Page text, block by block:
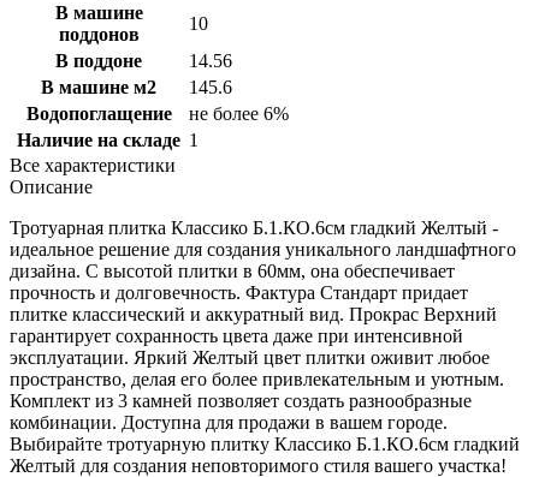
В машине
поддонов
10
В поддоне
14.56
В машине м2
145.6
Водопоглащение
не более 6%
Наличие на складе 1
Все характеристики
Описание
Тротуарная плитка Классико Б.1.КО.6см гладкий Желтый -
идеальное решение для создания уникального ландшафтного
дизайна. С высотой плитки в 60мм, она обеспечивает
прочность и долговечность. Фактура Стандарт придает
плитке классический и аккуратный вид. Прокрас Верхний
гарантирует сохранность цвета даже при интенсивной
эксплуатации. Яркий Желтый цвет плитки оживит любое
пространство, делая его более привлекательным и уютным.
Комплект из 3 камней позволяет создать разнообразные
комбинации. Доступна для продажи в вашем городе.
Выбирайте тротуарную плитку Классико Б.1.КО.6см гладкий
Желтый для создания неповторимого стиля вашего участка!